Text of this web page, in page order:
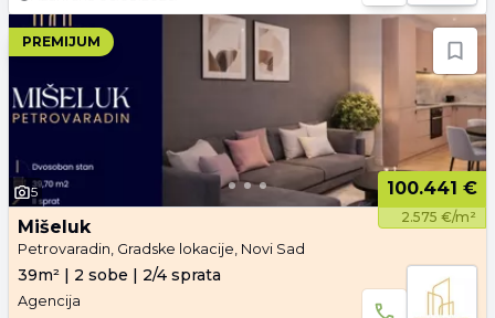
PREMIJUM
5 100.441 €
2.575 €/m²
Mišeluk
Petrovaradin, Gradske lokacije, Novi Sad
39m² | 2 sobe | 2/4 sprata
Agencija